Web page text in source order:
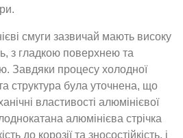
смуги зазвичай мають високу
з гладкою поверхнею та
Завдяки процесу холодної
структура була уточнена, що
властивості алюмінієвої
алюмінієва стрічка
до корозії та зносостійкість, і